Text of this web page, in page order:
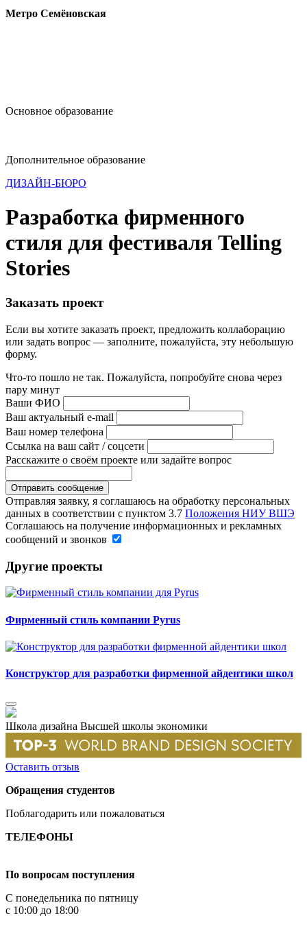
Метро Семёновская
Основное образование
Дополнительное образование
ДИЗАЙН-БЮРО
Разработка фирменного
стиля для фестиваля Telling
Stories
Заказать проект
Если вы хотите заказать проект, предложить коллаборацию
или задать вопрос — заполните, пожалуйста, эту небольшую
форму.
Что-то пошло не так. Пожалуйста, попробуйте снова через
пару минут
Ваши ФИО
Ваш актуальный e-mail
Ваш номер телефона
Ссылка на ваш сайт / соцсети
Расскажите о своём проекте или задайте вопрос
Отправляя заявку, я соглашаюсь на обработку персональных
данных в соответствии с пунктом 3.7 Положения НИУ ВШЭ
Соглашаюсь на получение информационных и рекламных
сообщений и звонков
Другие проекты
Фирменный стиль компании Pyrus
Конструктор для разработки фирменной айдентики школ
Школа дизайна Высшей школы экономики
Оставить отзыв
Обращения студентов
Поблагодарить или пожаловаться
ТЕЛЕФОНЫ
По вопросам поступления
С понедельника по пятницу
с 10:00 до 18:00